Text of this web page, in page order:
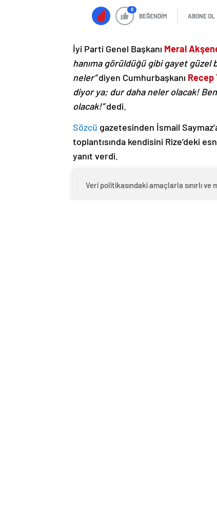
0
BEĞENDİM ABONE OL
İyi Parti Genel Başkanı Meral
hanıma görüldüğü gibi gayet
neler”diyen Cumhurbaşkanı Recep
diyor ya; dur daha neler olacak!
olacak!”dedi.
Sözcü gazetesinden İsmail
toplantısında kendisini Rize’deki
yanıt verdi.
Veri politikasındaki amaçlarla sınırlı